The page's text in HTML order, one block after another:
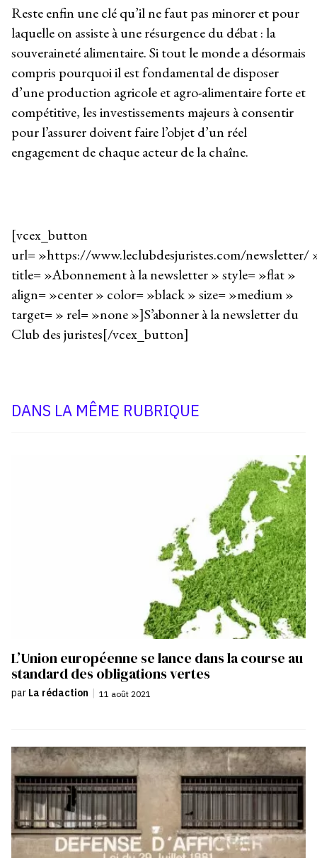
Reste enfin une clé qu’il ne faut pas minorer et pour
laquelle on assiste à une résurgence du débat : la
souveraineté alimentaire. Si tout le monde a désormais
compris pourquoi il est fondamental de disposer
d’une production agricole et agro-alimentaire forte et
compétitive, les investissements majeurs à consentir
pour l’assurer doivent faire l’objet d’un réel
engagement de chaque acteur de la chaîne.
[vcex_button
url= »https://www.leclubdesjuristes.com/newsletter/
title= »Abonnement à la newsletter » style= »flat »
align= »center » color= »black » size= »medium »
target= » rel= »none »]S’abonner à la newsletter du
Club des juristes[/vcex_button]
DANS LA MÊME RUBRIQUE
L’Union européenne se lance dans la course au
standard des obligations vertes
par La rédaction | 11 août 2021